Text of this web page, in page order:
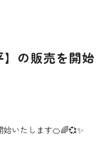
】の販売を開始
いたします🍊🌈💞✨